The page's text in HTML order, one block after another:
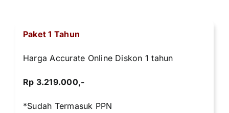
Paket 1 Tahun
Harga Accurate Online Diskon 1 tahun
Rp 3.219.000,-
*Sudah Termasuk PPN